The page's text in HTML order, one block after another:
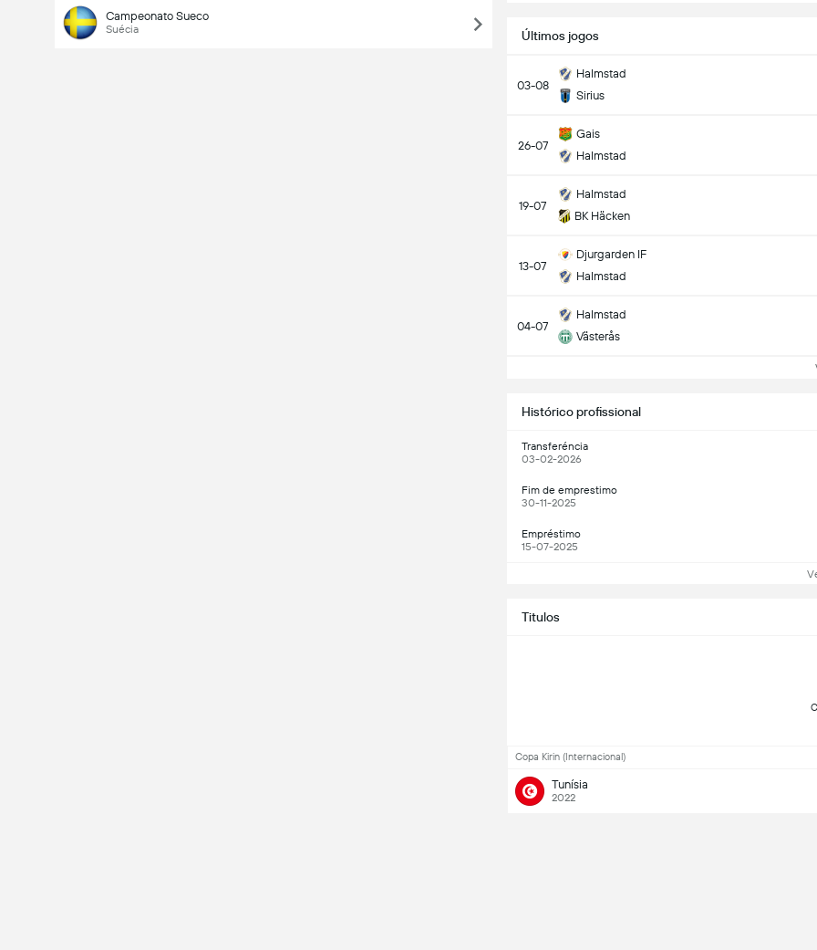
Campeonato Sueco
Suécia Últimos jogos
03-08
Halmstad
Sirius
26-07
Gais
Halmstad
19-07
Halmstad
BK Häcken
13-07
Djurgarden IF
Halmstad
04-07
Halmstad
Västerås
Histórico profissional
Transferéncia
03-02-2026
Fim de emprestimo
30-11-2025
Empréstimo
15-07-2025
Titulos
Copa Kirin (Internacional)
Tunísia
2022